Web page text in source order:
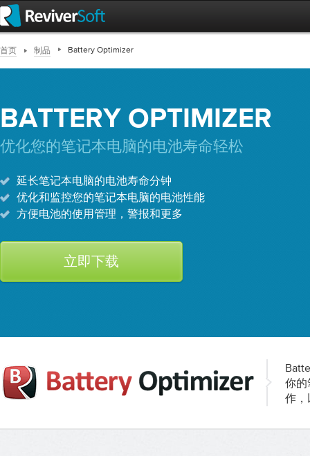
首页 制品 Battery Optimizer
BATTERY OPTIMIZER
优化您的笔记本电脑的电池寿命轻松
延长笔记本电脑的电池寿命分钟
优化和监控您的笔记本电脑的电池性能
方便电池的使用管理，警报和更多
立即下载
你的
作，